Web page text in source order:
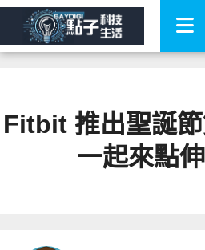
Fitbit 推出聖誕
一起來點